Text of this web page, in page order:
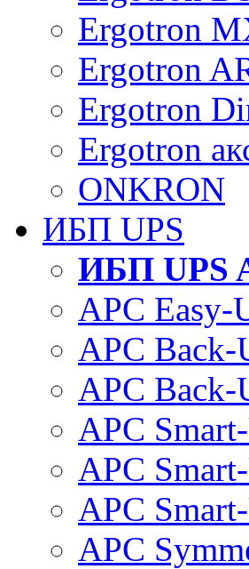
Ergotron
Ergotron
Ergotron
Ergotron
ONKRON
ИБП UPS
ИБП UPS
APC Easy-
APC Back-
APC Back-
APC
APC
APC
APC